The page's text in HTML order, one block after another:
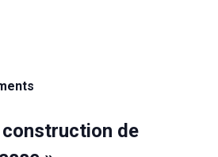
de